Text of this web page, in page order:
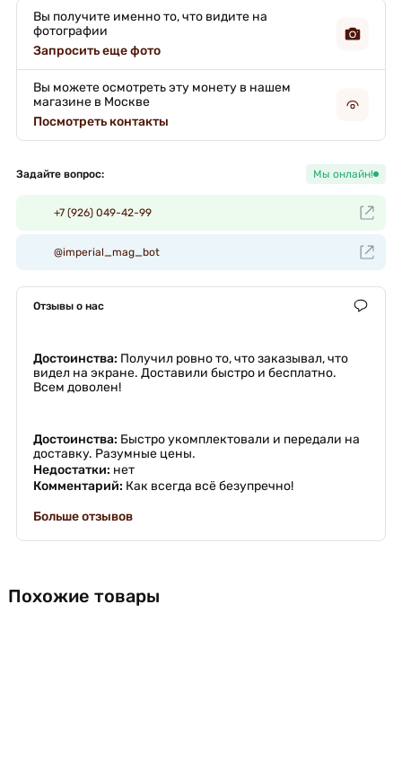
Вы получите именно то, что видите на
фотографии
Запросить еще фото
Вы можете осмотреть эту монету в нашем
магазине в Москве
Посмотреть контакты
Задайте вопрос: Мы онлайн!
+7 (926) 049-42-99
@imperial_mag_bot
Отзывы о нас
Достоинства: Получил ровно то, что заказывал, что
видел на экране. Доставили быстро и бесплатно.
Всем доволен!
Достоинства: Быстро укомплектовали и передали на
доставку. Разумные цены.
Недостатки: нет
Комментарий: Как всегда всё безупречно!
Больше отзывов
Похожие товары